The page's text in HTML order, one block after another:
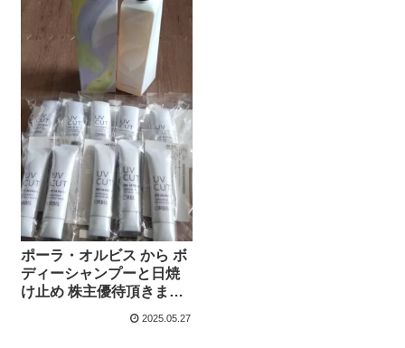
ポーラ・オルビス から ボ
ディーシャンプーと日焼
け止め 株主優待頂きまし
2025.05.27